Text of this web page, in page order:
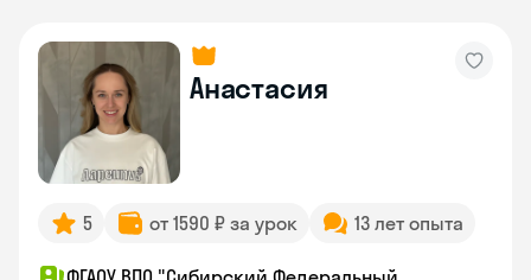
Анастасия
5 от 1590 ₽ за урок 13 лет опыта